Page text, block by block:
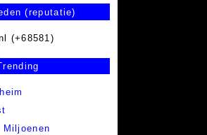
(reputatie)
(+68581)
Miljoenen